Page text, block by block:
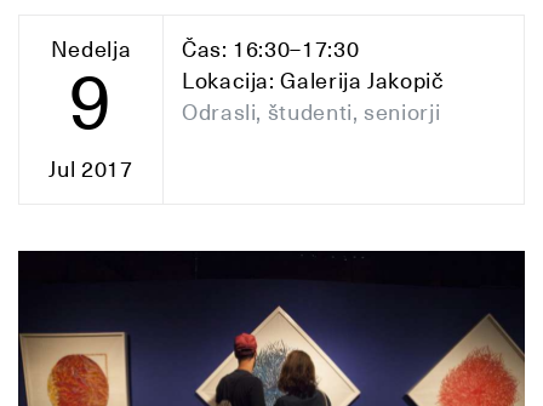
Nedelja
9
Jul 2017
Čas: 16:30–17:30
Lokacija: Galerija Jakopič
Odrasli, študenti, seniorji